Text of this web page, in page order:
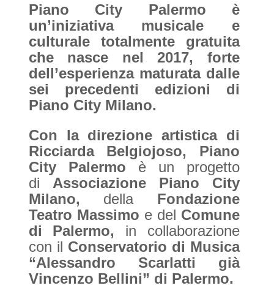
Piano City Palermo è
un’iniziativa musicale e
culturale totalmente gratuita
che nasce nel 2017, forte
dell’esperienza maturata dalle
sei precedenti edizioni di
Piano City Milano.
Con la direzione artistica di
Ricciarda Belgiojoso, Piano
City Palermo è un progetto
di Associazione Piano City
Milano, della Fondazione
Teatro Massimo e del Comune
di Palermo, in collaborazione
con il Conservatorio di Musica
“Alessandro Scarlatti già
Vincenzo Bellini” di Palermo.